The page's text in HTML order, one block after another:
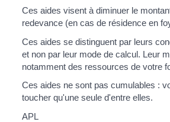
Ces aides visent à diminuer le
redevance (en cas de résidence en
Ces aides se distinguent par leurs
et non par leur mode de calcul. Leur
notamment des ressources de votre
Ces aides ne sont pas cumulables :
toucher qu'une seule d'entre elles.
APL